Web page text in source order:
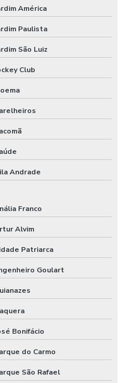
cnc
América
Paulista
São Luiz
Club
Andrade
Franco
Alvim
Patriarca
Goulart
Bonifácio
do Carmo
São Rafael